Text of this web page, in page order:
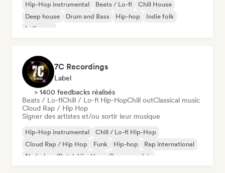
Hip-Hop instrumental Beats / Lo-fi
Chill House
Deep house
Drum and Bass Hip-hop
Indie folk
Indie pop
7C Recordings
Label
> 1400 feedbacks réalisés
Beats / Lo-fiChill / Lo-fi Hip-HopChill outClassical music
Cloud Rap / Hip Hop
Signer des artistes et/ou sortir leur musique
Hip-Hop instrumental
Chill / Lo-fi Hip-Hop
Cloud Rap / Hip Hop
Funk Hip-hop
Rap international
Nederhop/Dutch Hip-Hop
Rap en anglais